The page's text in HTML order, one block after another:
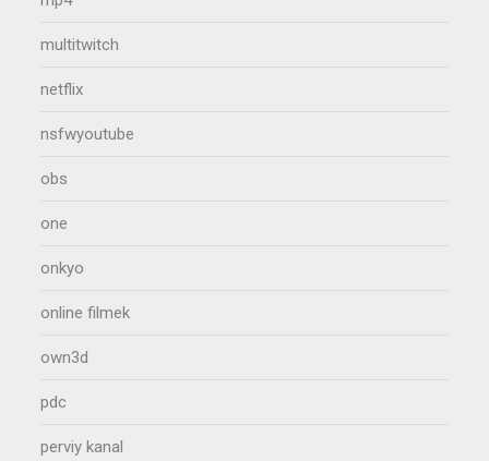
multitwitch
netflix
nsfwyoutube
obs
one
onkyo
online filmek
own3d
pdc
perviy kanal